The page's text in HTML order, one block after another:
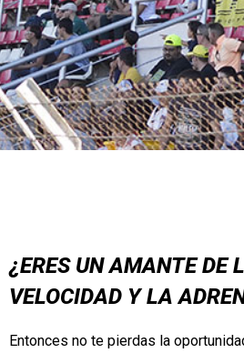
¿ERES UN AMANTE DE
VELOCIDAD Y LA
Entonces no te pierdas la